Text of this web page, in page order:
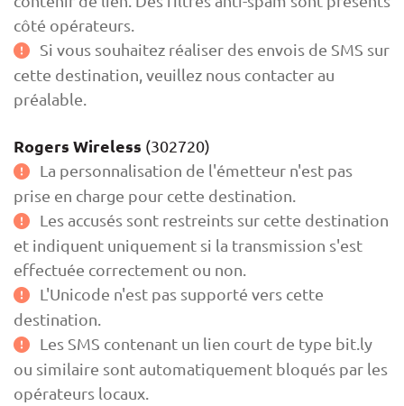
côté opérateurs.
Si vous souhaitez réaliser des envois de SMS sur
cette destination, veuillez nous contacter au
préalable.
Rogers Wireless (302720)
La personnalisation de l'émetteur n'est pas
prise en charge pour cette destination.
Les accusés sont restreints sur cette destination
et indiquent uniquement si la transmission s'est
effectuée correctement ou non.
L'Unicode n'est pas supporté vers cette
destination.
Les SMS contenant un lien court de type bit.ly
ou similaire sont automatiquement bloqués par les
opérateurs locaux.